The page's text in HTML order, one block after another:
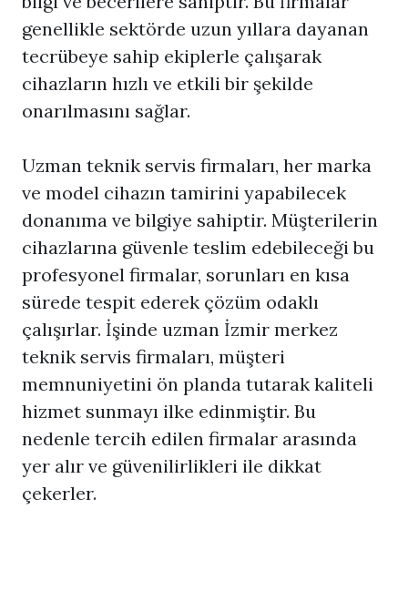
genellikle sektörde uzun yıllara dayanan
tecrübeye sahip ekiplerle çalışarak
cihazların hızlı ve etkili bir şekilde
onarılmasını sağlar.
Uzman teknik servis firmaları, her marka
ve model cihazın tamirini yapabilecek
donanıma ve bilgiye sahiptir. Müşterilerin
cihazlarına güvenle teslim edebileceği bu
profesyonel firmalar, sorunları en kısa
sürede tespit ederek çözüm odaklı
çalışırlar. İşinde uzman İzmir merkez
teknik servis firmaları, müşteri
memnuniyetini ön planda tutarak kaliteli
hizmet sunmayı ilke edinmiştir. Bu
nedenle tercih edilen firmalar arasında
yer alır ve güvenilirlikleri ile dikkat
çekerler.